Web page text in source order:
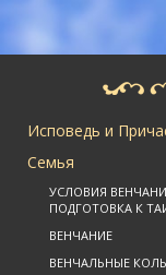
Исповедь и
Семья
УСЛОВИЯ
ПОДГОТОВКА К
ВЕНЧАНИЕ
ВЕНЧАЛЬНЫЕ